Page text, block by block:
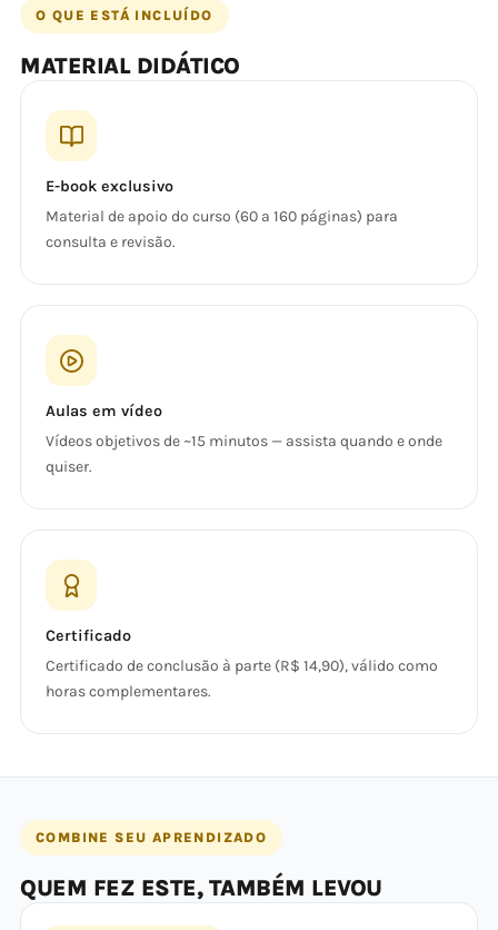
O QUE ESTÁ INCLUÍDO
MATERIAL DIDÁTICO
E-book exclusivo
Material de apoio do curso (60 a 160 páginas) para
consulta e revisão.
Aulas em vídeo
Vídeos objetivos de ~15 minutos — assista quando e onde
quiser.
Certificado
Certificado de conclusão à parte (R$ 14,90), válido como
horas complementares.
COMBINE SEU APRENDIZADO
QUEM FEZ ESTE, TAMBÉM LEVOU